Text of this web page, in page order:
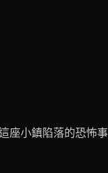
座小鎮陷落的恐怖事